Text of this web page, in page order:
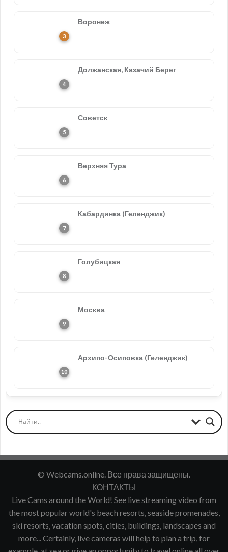
Воронеж
Должанская, Казачий Берег
Советск
Верхняя Тура
Кабардинка (Геленджик)
Голубицкая
Москва
Архипо-Осиповка (Геленджик)
© Webcams.online. Все права защищены.
КОНТАКТЫ
Live Cams around the World! See live streaming video from
the most popular world's beach resorts, seaside promenades,
ski resorts, vacation spots, cities, buildings, landscapes and
more... Certainly, live cameras will help to plan a trip, for